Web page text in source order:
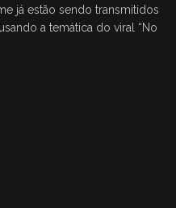
já estão sendo transmitidos
a temática do viral “No